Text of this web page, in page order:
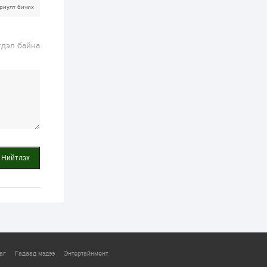
бичих
байна
Нийтлэх
Гадаад мэдээ Энтертайнмент